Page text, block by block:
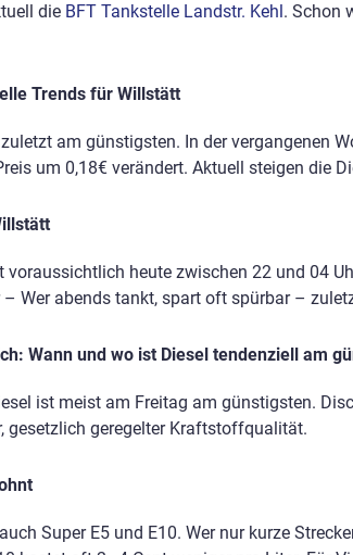
die BFT Tankstelle Landstr. Kehl . Schon
Trends für Willstätt
am günstigsten. In der vergangenen
um 0,18€ verändert. Aktuell steigen die
heute zwischen 22 und 04
Wer abends tankt, spart oft spürbar –
Wann und wo ist Diesel tendenziell am
ist meist am Freitag am günstigsten.
gesetzlich geregelter Kraftstoffqualität.
Super E5 und E10. Wer nur kurze